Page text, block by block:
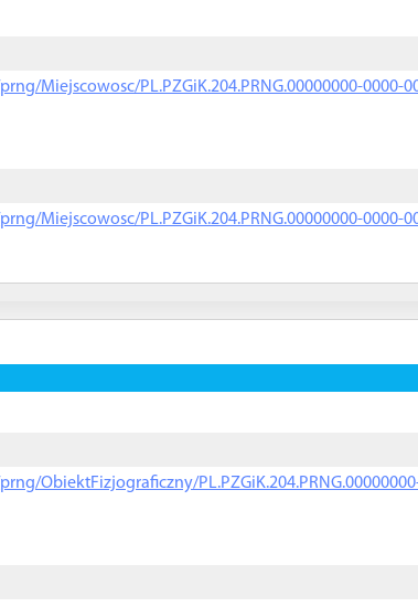
Miejscowosc/PL.PZGiK.204.PRNG.00000000-0000-
Miejscowosc/PL.PZGiK.204.PRNG.00000000-0000-
ObiektFizjograficzny/